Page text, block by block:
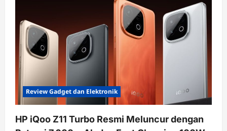
Review Gadget dan Elektronik
HP iQoo Z11 Turbo Resmi Meluncur dengan